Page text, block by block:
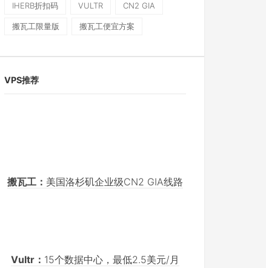
IHERB折扣码 VULTR CN2 GIA
搬瓦工限量版 搬瓦工便宜方案
VPS推荐
搬瓦工： 美国洛杉矶企业级CN2 GIA线路
Vultr： 15个数据中心，最低2.5美元/月